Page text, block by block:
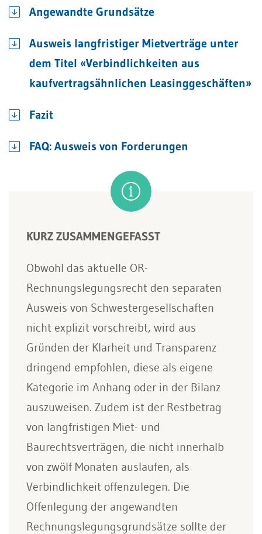
Angewandte Grundsätze
Ausweis langfristiger Mietverträge unter
dem Titel «Verbindlichkeiten aus
kaufvertragsähnlichen Leasinggeschäften»
Fazit
FAQ: Ausweis von Forderungen
KURZ ZUSAMMENGEFASST
Obwohl das aktuelle OR-
Rechnungslegungsrecht den separaten
Ausweis von Schwestergesellschaften
nicht explizit vorschreibt, wird aus
Gründen der Klarheit und Transparenz
dringend empfohlen, diese als eigene
Kategorie im Anhang oder in der Bilanz
auszuweisen. Zudem ist der Restbetrag
von langfristigen Miet- und
Baurechtsverträgen, die nicht innerhalb
von zwölf Monaten auslaufen, als
Verbindlichkeit offenzulegen. Die
Offenlegung der angewandten
Rechnungslegungsgrundsätze sollte der